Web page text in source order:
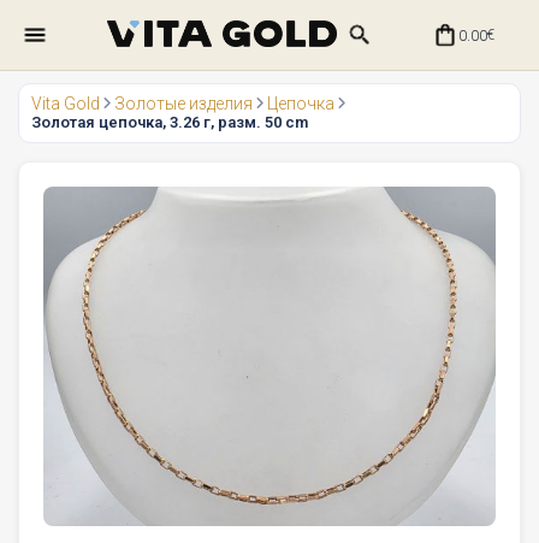
0.00€
Vita Gold Золотые изделия Цепочка
Золотая цепочка, 3.26 г, разм. 50 cm